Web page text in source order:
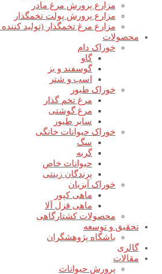
مزارع پرورش مرغ مادر
مزارع پرورش پولت تخمگذار
مزارع مرغ تخمگذار (تولید
محصولات
خوراک دام
گاو
گوسفند و بز
اسب و شتر
خوراک طیور
مرغ تخم گذار
مرغ گوشتی
سایر طیور
خوراک حیوانات خانگی
سگ
گربه
حیوانات خاص
پرندگان زینتی
خوراک آبزیان
ماهی کپور
ماهی قزل آلا
محصولات کشتارگاهی
تحقیق و توسعه
باشگاه پژوهشگران
گالری
مقالات
پرورش حیوانات